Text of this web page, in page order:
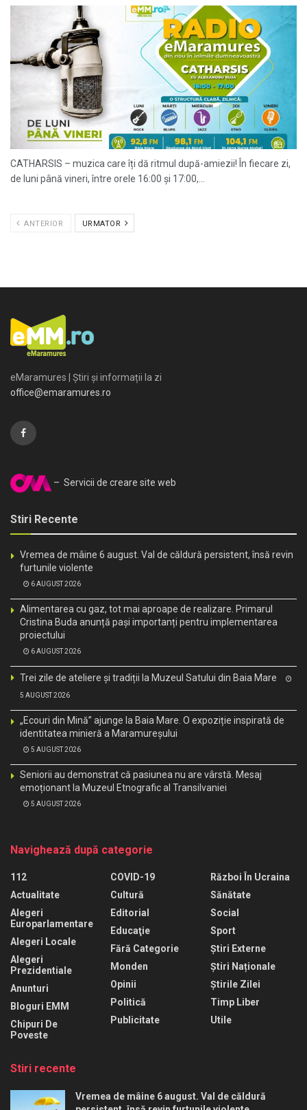
CATHARSIS – muzica care îți dă ritmul după-amiezii! În fiecare zi,
de luni până vineri, între orele 16:00 și 17:00,...
ANTERIOR URMATOR
eMaramures | Știri și informații la zi
office@emaramures.ro
– Servicii de creare site web
Stiri Recente
Vremea de mâine 6 august. Val de căldură persistent, însă revin
furtunile violente
6 AUGUST 2026
Alimentarea cu gaz, tot mai aproape de realizare. Primarul
Cristina Buda anunță pași importanți pentru implementarea
proiectului
6 AUGUST 2026
Trei zile de ateliere și tradiții la Muzeul Satului din Baia Mare
5 AUGUST 2026
„Ecouri din Mină” ajunge la Baia Mare. O expoziție inspirată de
identitatea minieră a Maramureșului
5 AUGUST 2026
Seniorii au demonstrat că pasiunea nu are vârstă. Mesaj
emoționant la Muzeul Etnografic al Transilvaniei
5 AUGUST 2026
Navighează după categorie
112
Actualitate
Alegeri
Europarlamentare
Alegeri Locale
Alegeri
Prezidentiale
Anunturi
Bloguri EMM
Chipuri De
Poveste
COVID-19
Cultură
Editorial
Educaţie
Fără Categorie
Monden
Opinii
Politică
Publicitate
Război În Ucraina
Sănătate
Social
Sport
Știri Externe
Știri Naționale
Știrile Zilei
Timp Liber
Utile
Stiri recente
Vremea de mâine 6 august. Val de căldură